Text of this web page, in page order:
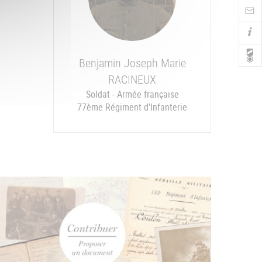
Benjamin Joseph Marie
RACINEUX
Soldat - Armée française
77ème Régiment d'Infanterie